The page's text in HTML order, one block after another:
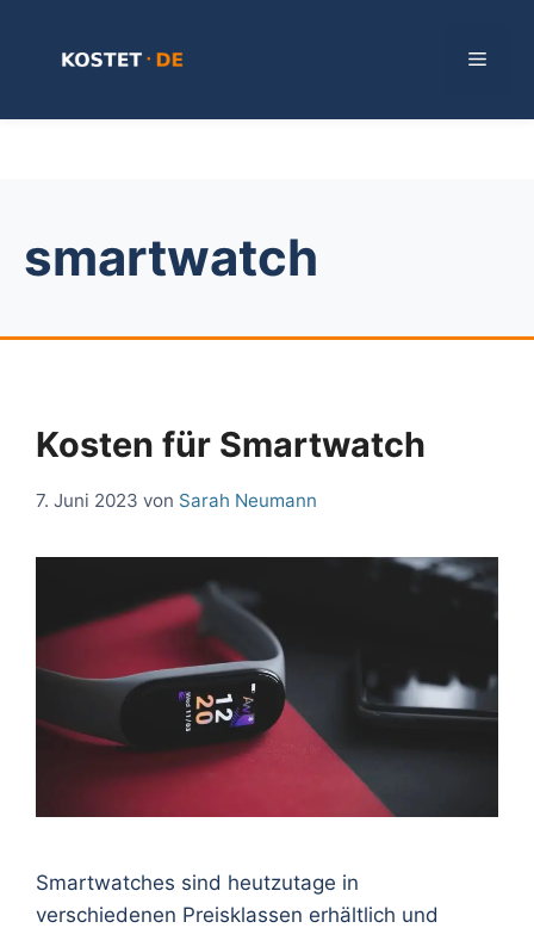
Menü
smartwatch
Kosten für Smartwatch
7. Juni 2023 von Sarah Neumann
Smartwatches sind heutzutage in
verschiedenen Preisklassen erhältlich und